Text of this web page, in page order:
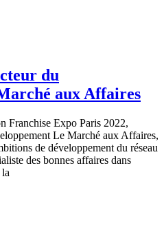
du
aux Affaires
Franchise Expo Paris 2022,
Le Marché aux Affaires,
de développement du réseau
des bonnes affaires dans